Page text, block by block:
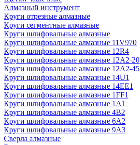
Алмазный инструмент
Круги отрезные алмазные
Круги сегментные алмазные
Круги шлифовальные алмазные
Круги шлифовальные алмазные 11V970
Круги шлифовальные алмазные 12R4
Круги шлифовальные алмазные 12А2-20
Круги шлифовальные алмазные 12А2-45
Круги шлифовальные алмазные 14U1
Круги шлифовальные алмазные 14ЕЕ1
Круги шлифовальные алмазные 1FF1
Круги шлифовальные алмазные 1А1
Круги шлифовальные алмазные 4В2
Круги шлифовальные алмазные 6A2
Круги шлифовальные алмазные 9А3
Сверла алмазные